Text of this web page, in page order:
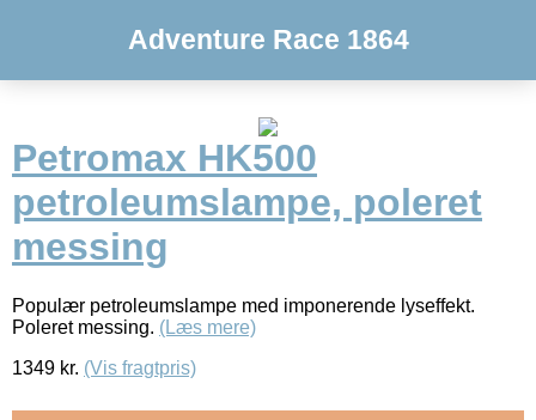
Adventure Race 1864
Petromax HK500
petroleumslampe, poleret
messing
Populær petroleumslampe med imponerende lyseffekt.
Poleret messing. (Læs mere)
1349 kr. (Vis fragtpris)